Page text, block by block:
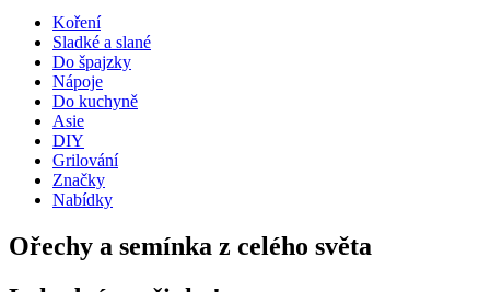
Koření
Sladké a slané
Do špajzky
Nápoje
Do kuchyně
Asie
DIY
Grilování
Značky
Nabídky
Ořechy a semínka z celého světa